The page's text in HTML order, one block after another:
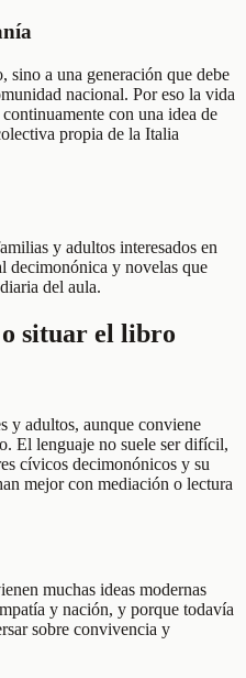
sino a una generación que debe
nacional. Por eso la vida
con una idea de
propia de la Italia
y adultos interesados en
decimonónica y novelas que
del aula.
situar el libro
y adultos, aunque conviene
El lenguaje no suele ser difícil,
cívicos decimonónicos y su
mejor con mediación o lectura
muchas ideas modernas
y nación, y porque todavía
sobre convivencia y